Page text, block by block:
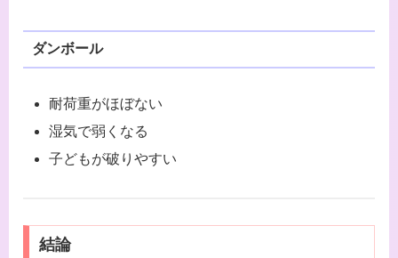
ダンボール
耐荷重がほぼない
湿気で弱くなる
子どもが破りやすい
結論